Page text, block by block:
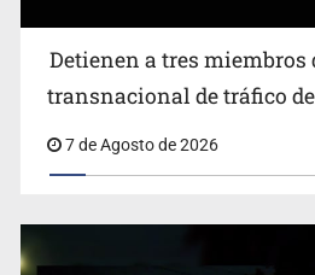
Detienen a tres miembros de red
tráfico de personas
Detienen a tres miembros
transnacional de tráfico
7 de Agosto de 2026